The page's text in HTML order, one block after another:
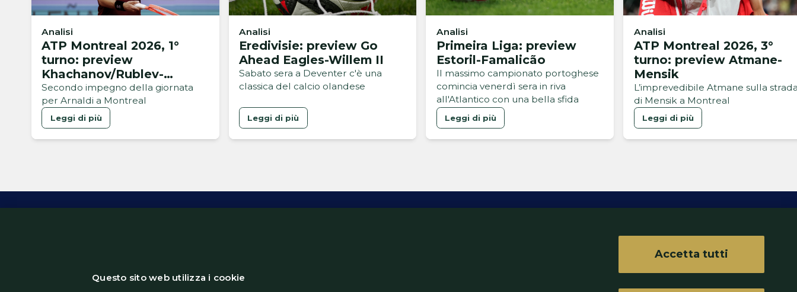
Analisi
ATP Montreal 2026, 1°
turno: preview
Khachanov/Rublev-
Arnaldi/Musetti
Secondo impegno della giornata
per Arnaldi a Montreal
Leggi di più
Analisi
Eredivisie: preview Go
Ahead Eagles-Willem II
Sabato sera a Deventer c'è una
classica del calcio olandese
Leggi di più
Analisi
Primeira Liga: preview
Estoril-Famalicão
Il massimo campionato portoghese
comincia venerdì sera in riva
all'Atlantico con una bella sfida
Leggi di più
Analisi
ATP Montreal 2026, 3°
turno: preview Atmane-
Mensik
L’imprevedibile Atmane sulla
di Mensik a Montreal
Leggi di più
Questo sito web utilizza i cookie
Accetta tutti